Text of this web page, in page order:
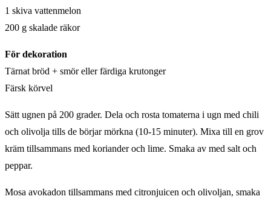
1 skiva vattenmelon
200 g skalade räkor
För dekoration
Tärnat bröd + smör eller färdiga krutonger
Färsk körvel
Sätt ugnen på 200 grader. Dela och rosta tomaterna i ugn med chili
och olivolja tills de börjar mörkna (10-15 minuter). Mixa till en grov
kräm tillsammans med koriander och lime. Smaka av med salt och
peppar.
Mosa avokadon tillsammans med citronjuicen och olivoljan, smaka